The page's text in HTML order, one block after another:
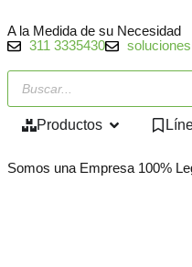
A la Medida de su Necesidad
311 3335430
Productos
Somos una Empresa 100%